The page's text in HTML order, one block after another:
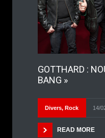
GOTTHARD :
BANG »
Divers, Rock 14/
READ MORE